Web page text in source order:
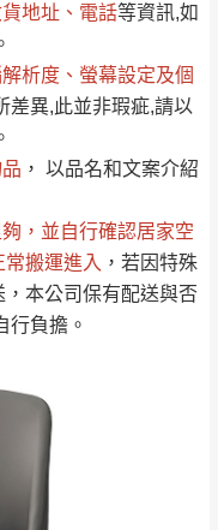
地址、電話等資訊,如
析度、螢幕設定及個
差異,此並非瑕疵,請以
， 以品名和文案介紹
，並自行確認居家空
搬運進入 ，若因特殊
本公司保有配送與否
行負擔。
偏遠地區
（請先線上詢問 LINE
→@dershin ）
復興鄉
峨眉鄉、五峰鄉、
橫山、北埔鄉、尖
石鄉、寶山鄉山
區、新埔山區、芎
雙溪、貢寮、烏
否有「現貨」與
家有權取消訂
計或客製，敬請
我們客服會與您
訂單。
）
未詢問下單後無
南至苗栗，偏遠
送規章)。
上圖片